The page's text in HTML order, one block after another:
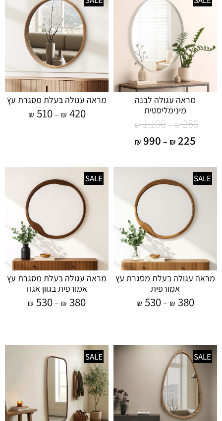
מראה עגולה לבנה
מינימליסטית
₪250
–
₪1,100
₪ 225
–
₪ 990
מראה עגולה בעלת מסגרת עץ
₪ 420
–
₪ 510
SALE
מראה עגולה בעלת מסגרת עץ
אמורפית
₪ 380
–
₪ 530
SALE
מראה עגולה בעלת מסגרת עץ
אמורפית בגוון אגוז
₪ 380
–
₪ 530
SALE
SALE